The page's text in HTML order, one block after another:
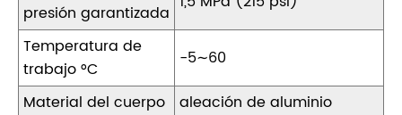
presión garantizada
Temperatura de
trabajo °C
-5∼60
Material del cuerpo
aleación de aluminio